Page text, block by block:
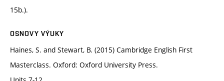
15b.).
OSNOVY VÝUKY
Haines, S. and Stewart, B. (2015) Cambridge English First
Masterclass. Oxford: Oxford University Press.